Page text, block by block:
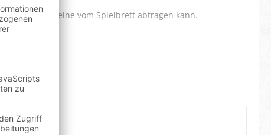
seine Spielsteine vom Spielbrett abtragen kann.